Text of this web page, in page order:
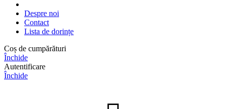
Despre noi
Contact
Lista de dorințe
Coș de cumpărături
Închide
Autentificare
Închide